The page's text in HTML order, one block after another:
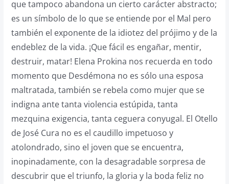
que tampoco abandona un cierto carácter abstracto;
es un símbolo de lo que se entiende por el Mal pero
también el exponente de la idiotez del prójimo y de la
endeblez de la vida. ¡Que fácil es engañar, mentir,
destruir, matar! Elena Prokina nos recuerda en todo
momento que Desdémona no es sólo una esposa
maltratada, también se rebela como mujer que se
indigna ante tanta violencia estúpida, tanta
mezquina exigencia, tanta ceguera conyugal. El Otello
de José Cura no es el caudillo impetuoso y
atolondrado, sino el joven que se encuentra,
inopinadamente, con la desagradable sorpresa de
descubrir que el triunfo, la gloria y la boda feliz no